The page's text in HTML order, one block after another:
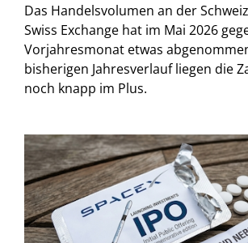
Das Handelsvolumen an der
Swiss Exchange hat im Mai 2026
Vorjahresmonat etwas
bisherigen Jahresverlauf liegen die
noch knapp im Plus.